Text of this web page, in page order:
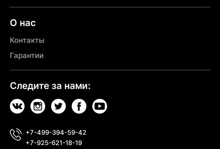
О нас
Контакты
Гарантии
Следите за нами:
+7-499-394-59-42
+7-925-621-18-19